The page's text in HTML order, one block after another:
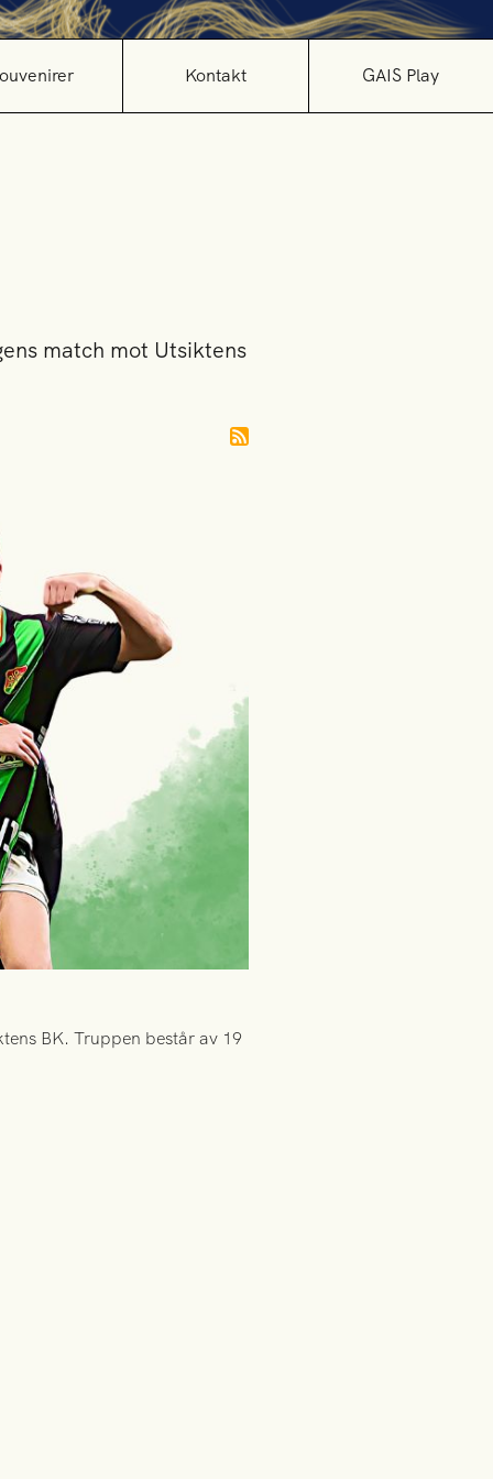
Kontakt GAIS Play
match mot Utsiktens
BK. Truppen består av 19